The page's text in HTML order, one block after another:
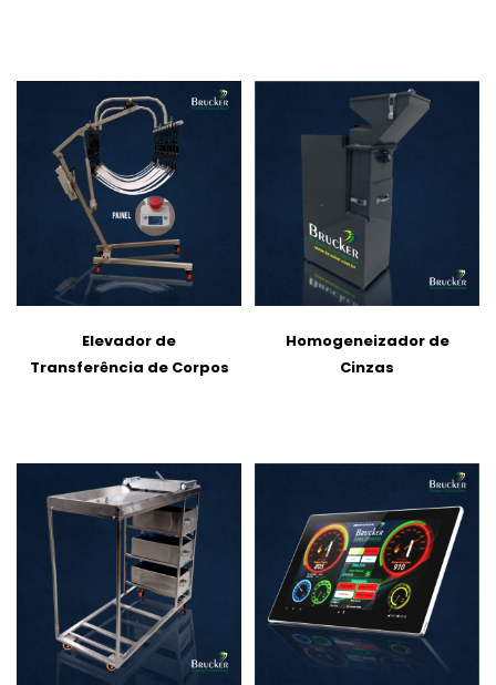
Elevador de
Transferência de Corpos
Homogeneizador de
Cinzas